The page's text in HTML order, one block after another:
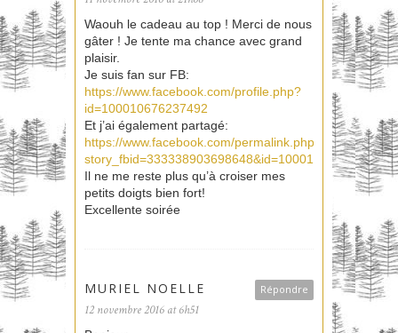
Waouh le cadeau au top ! Merci de nous
gâter ! Je tente ma chance avec grand
plaisir.
Je suis fan sur FB:
https://www.facebook.com/profile.php?
id=100010676237492
Et j’ai également partagé:
https://www.facebook.com/permalink.php?
Il ne me reste plus qu’à croiser mes
petits doigts bien fort!
Excellente soirée
Répondre
MURIEL NOELLE
12 novembre 2016 at 6h51